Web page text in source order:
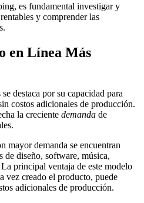
es fundamental investigar y
y comprender las
en Línea Más
destaca por su capacidad para
costos adicionales de producción.
la creciente demanda de
mayor demanda se encuentran
de diseño, software, música,
principal ventaja de este modelo
vez creado el producto, puede
adicionales de producción.